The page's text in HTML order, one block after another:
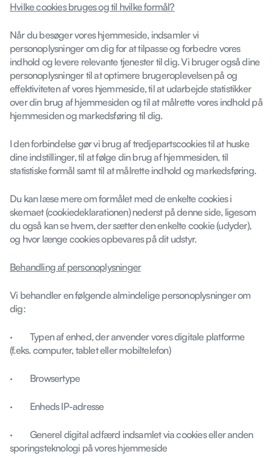
Hvilke cookies bruges og til hvilke formål?
Når du besøger vores hjemmeside, indsamler vi
personoplysninger om dig for at tilpasse og forbedre vores
indhold og levere relevante tjenester til dig. Vi bruger også dine
personoplysninger til at optimere brugeroplevelsen på og
effektiviteten af vores hjemmeside, til at udarbejde statistikker
over din brug af hjemmesiden og til at målrette vores indhold på
hjemmesiden og markedsføring til dig.
I den forbindelse gør vi brug af tredjepartscookies til at huske
dine indstillinger, til at følge din brug af hjemmesiden, til
statistiske formål samt til at målrette indhold og markedsføring.
Du kan læse mere om formålet med de enkelte cookies i
skemaet (cookiedeklarationen) nederst på denne side, ligesom
du også kan se hvem, der sætter den enkelte cookie (udyder),
og hvor længe cookies opbevares på dit udstyr.
Behandling af personoplysninger
Vi behandler en følgende almindelige personoplysninger om
dig:
· Typen af enhed, der anvender vores digitale platforme
(f.eks. computer, tablet eller mobiltelefon)
· Browsertype
· Enheds IP-adresse
· Generel digital adfærd indsamlet via cookies eller anden
sporingsteknologi på vores hjemmeside